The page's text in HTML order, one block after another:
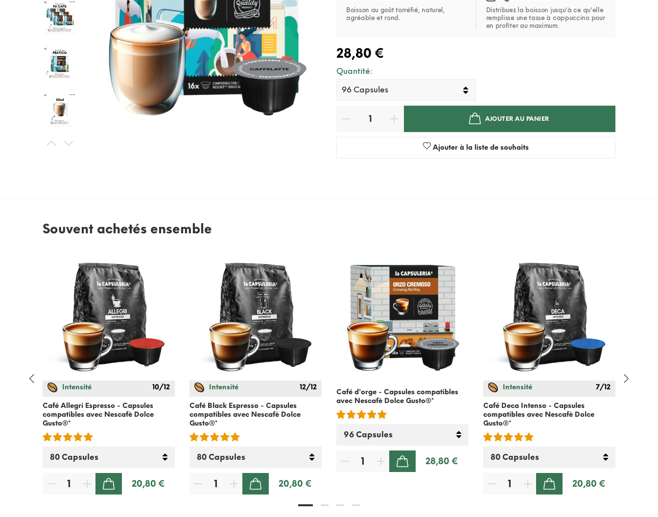
Boisson au goût torréfié, naturel,
agréable et rond.
Distribuez la boisson jusqu'à ce qu'elle
remplisse une tasse à cappuccino pour
en profiter au maximum.
28,80 €
Quantité:
AJOUTER AU PANIER
Ajouter à la liste de souhaits
Souvent achetés ensemble
Intensité 10/12
Café Allegri Espresso - Capsules
compatibles avec Nescafè Dolce
Gusto®*
20,80 €
Intensité 12/12
Café Black Espresso - Capsules
compatibles avec Nescafè Dolce
Gusto®*
20,80 €
Café d'orge - Capsules compatibles
avec Nescafè Dolce Gusto®*
28,80 €
Intensité 7/12
Café Deca Intenso - Capsules
compatibles avec Nescafè Dolce
Gusto®*
20,80 €